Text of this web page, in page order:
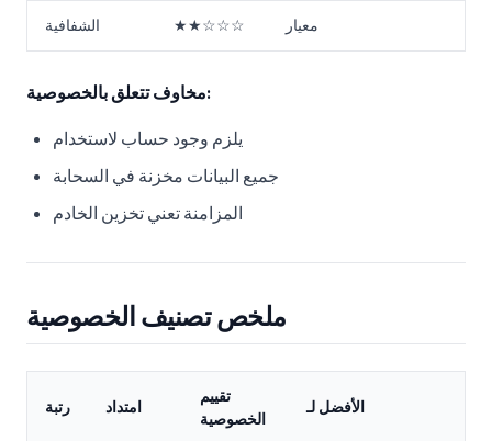
الشفافية ★★☆☆☆ معيار
مخاوف تتعلق بالخصوصية:
يلزم وجود حساب لاستخدام
جميع البيانات مخزنة في السحابة
المزامنة تعني تخزين الخادم
ملخص تصنيف الخصوصية
رتبة امتداد
تقييم
الخصوصية
الأفضل لـ